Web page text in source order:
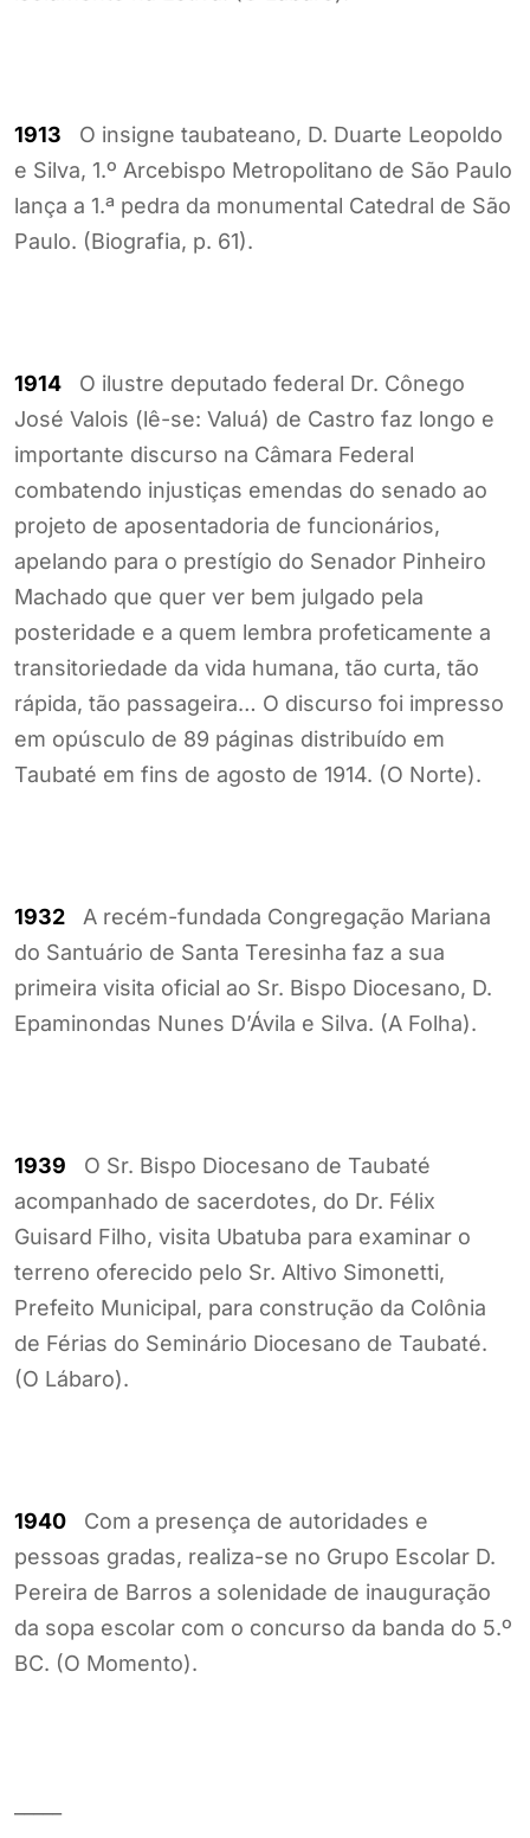
1913 O insigne taubateano, D. Duarte Leopoldo
e Silva, 1.º Arcebispo Metropolitano de São Paulo
lança a 1.ª pedra da monumental Catedral de São
Paulo. (Biografia, p. 61).
1914 O ilustre deputado federal Dr. Cônego
José Valois (lê-se: Valuá) de Castro faz longo e
importante discurso na Câmara Federal
combatendo injustiças emendas do senado ao
projeto de aposentadoria de funcionários,
apelando para o prestígio do Senador Pinheiro
Machado que quer ver bem julgado pela
posteridade e a quem lembra profeticamente a
transitoriedade da vida humana, tão curta, tão
rápida, tão passageira… O discurso foi impresso
em opúsculo de 89 páginas distribuído em
Taubaté em fins de agosto de 1914. (O Norte).
1932 A recém-fundada Congregação Mariana
do Santuário de Santa Teresinha faz a sua
primeira visita oficial ao Sr. Bispo Diocesano, D.
Epaminondas Nunes D’Ávila e Silva. (A Folha).
1939 O Sr. Bispo Diocesano de Taubaté
acompanhado de sacerdotes, do Dr. Félix
Guisard Filho, visita Ubatuba para examinar o
terreno oferecido pelo Sr. Altivo Simonetti,
Prefeito Municipal, para construção da Colônia
de Férias do Seminário Diocesano de Taubaté.
(O Lábaro).
1940 Com a presença de autoridades e
pessoas gradas, realiza-se no Grupo Escolar D.
Pereira de Barros a solenidade de inauguração
da sopa escolar com o concurso da banda do 5.º
BC. (O Momento).